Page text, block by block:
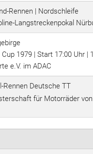
Rennen | Nordschleife
Langstreckenpokal
1979 | Start 17:00 Uhr |
e.V. im ADAC
Rennen Deutsche TT
für Motorräder